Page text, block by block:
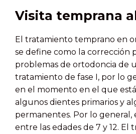
Visita temprana
El tratamiento temprano en
se define como la corrección
problemas de ortodoncia de
tratamiento de fase I, por lo
en el momento en el que
algunos dientes primarios y
permanentes. Por lo general,
entre las edades de 7 y 12. El